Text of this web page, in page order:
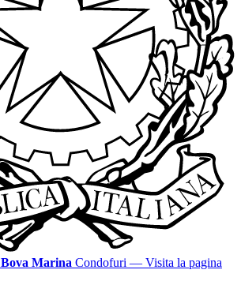
Bova Marina Condofuri — Visita la pagina